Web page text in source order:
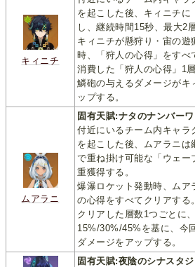
キィニチ
を起こした後、キィニチ
し、継続時間15秒、最大2
キィニチが懸狩り・宙の
時、「狩人の心得」をすべ
消費した「狩人の心得」1
鱗砲の与えるダメージがキ
ップする。
ムアラニ
固有天賦:ナタのナンバー
付近にいるチーム内キャラ
を起こした後、ムアラニは
で重ね掛け可能な「ウェー
重獲得する。
爆瀑ロケット発動時、ムア
の心得をすべてクリアする。
クリアした層数1つごとに
15%/30%/45%を基に、今
ダメージをアップする。
固有天賦:夜陰のシナスタ